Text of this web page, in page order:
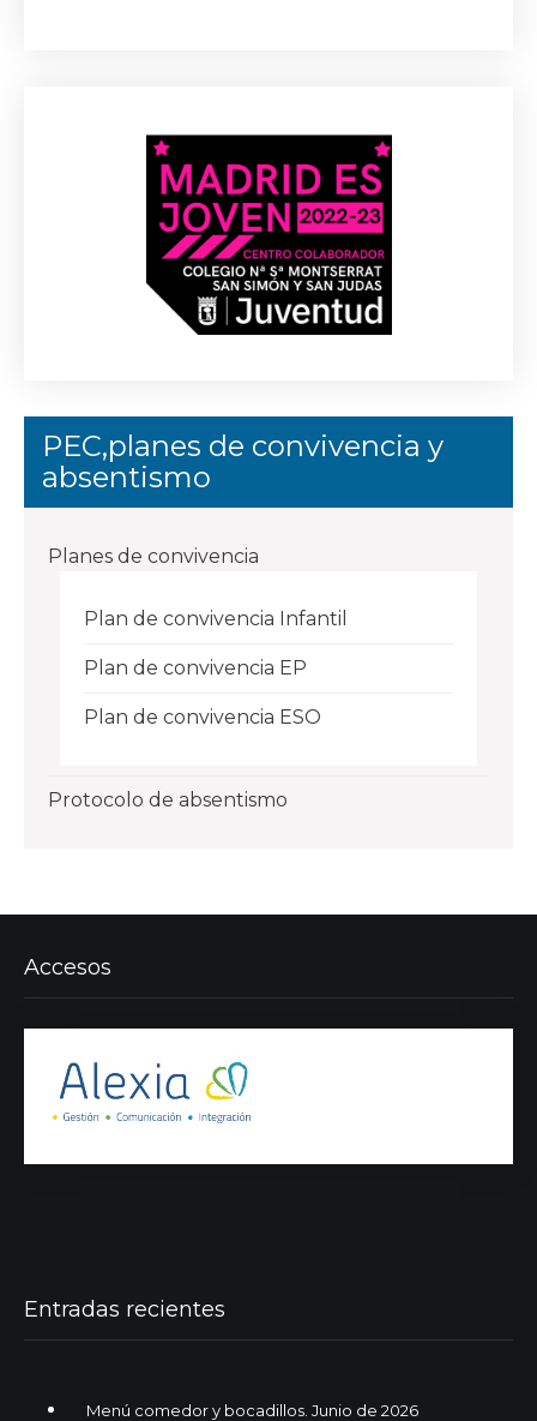
PEC,planes de convivencia y
absentismo
Planes de convivencia
Plan de convivencia Infantil
Plan de convivencia EP
Plan de convivencia ESO
Protocolo de absentismo
Accesos
Entradas recientes
Menú comedor y bocadillos. Junio de 2026